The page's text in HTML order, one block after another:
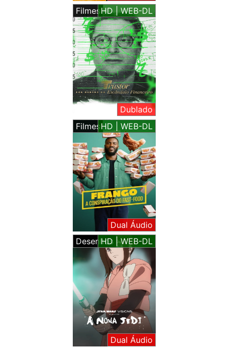
FilmesHD | WEB-DL
Dublado
FilmesHD | WEB-DL
Dual Áudio
DesenhosHD | WEB-DL
Dual Áudio